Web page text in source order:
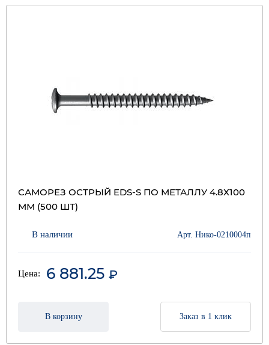
САМОРЕЗ ОСТРЫЙ EDS-S ПО МЕТАЛЛУ 4.8Х100
ММ (500 ШТ)
В наличии Арт. Нико-0210004п
Цена: 6 881.25 ₽
В корзину Заказ в 1 клик